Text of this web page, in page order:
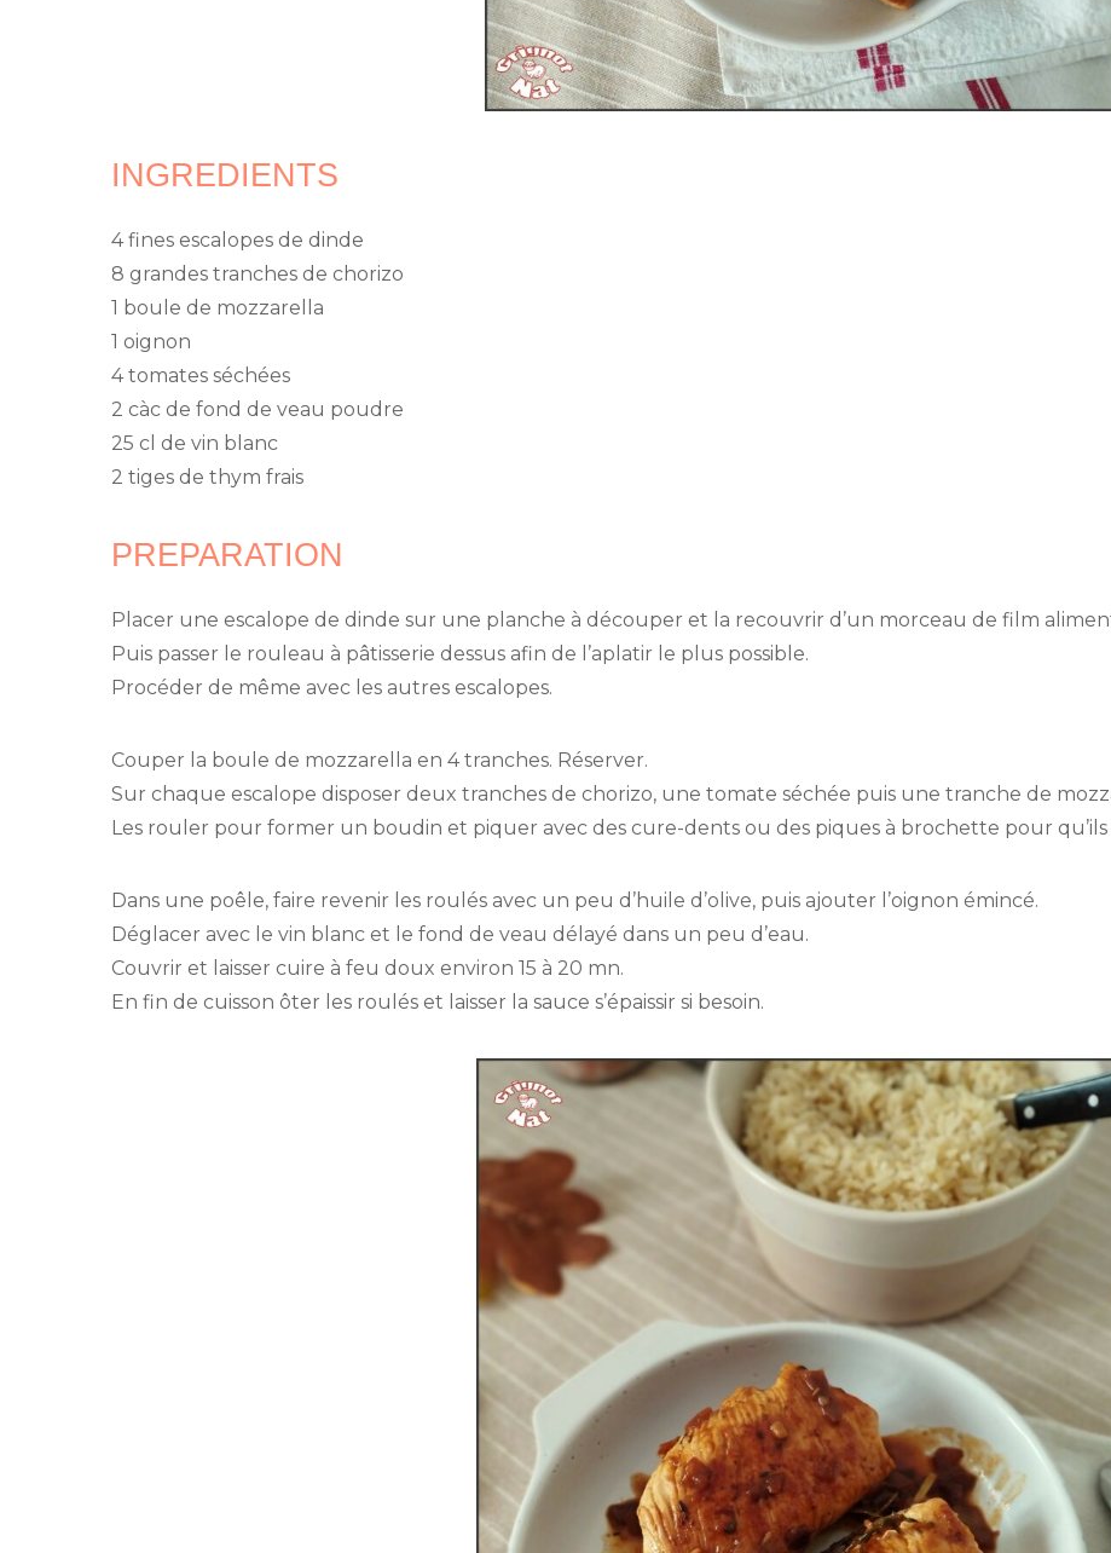
INGREDIENTS
4 fines escalopes de dinde
8 grandes tranches de chorizo
1 boule de mozzarella
1 oignon
4 tomates séchées
2 càc de fond de veau poudre
25 cl de vin blanc
2 tiges de thym frais
PREPARATION
Placer une escalope de dinde sur une planche à découper et la recouvrir d’un morceau de film
Puis passer le rouleau à pâtisserie dessus afin de l’aplatir le plus possible.
Procéder de même avec les autres escalopes.
Couper la boule de mozzarella en 4 tranches. Réserver.
Sur chaque escalope disposer deux tranches de chorizo, une tomate séchée puis une tranche de
Les rouler pour former un boudin et piquer avec des cure-dents ou des piques à brochette pour
Dans une poêle, faire revenir les roulés avec un peu d’huile d’olive, puis ajouter l’oignon émincé.
Déglacer avec le vin blanc et le fond de veau délayé dans un peu d’eau.
Couvrir et laisser cuire à feu doux environ 15 à 20 mn.
En fin de cuisson ôter les roulés et laisser la sauce s’épaissir si besoin.